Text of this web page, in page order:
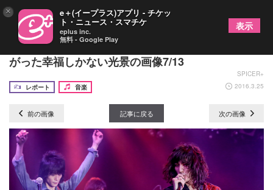
ドレスコーズ “レア曲を葬る”ツアーの最終日に広
がった幸福しかない光景の画像7/13
SPICER+
レポート
音楽 2016.3.25
前の画像 記事に戻る 次の画像
× e＋(イープラス)アプリ - チケッ
ト・ニュース・スマチケ
eplus inc.
無料 - Google Play
表示